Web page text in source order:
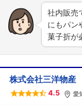
社内販売
にもパン
菓子折が
株式会社三洋物産
4.5 愛